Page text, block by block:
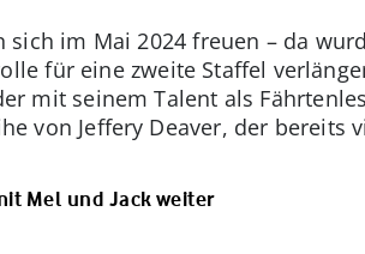
sich im Mai 2024 freuen – da
für eine zweite Staffel
mit seinem Talent als
von Jeffery Deaver, der bereits
Mel und Jack weiter